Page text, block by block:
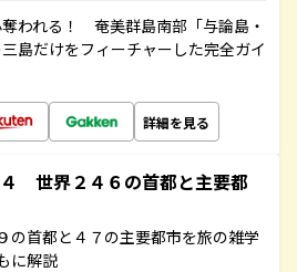
われる！ 奄美群島南部「与論島・
島だけをフィーチャーした完全ガイ
詳細を見る
世界２４６の首都と主要都
の首都と４７の主要都市を旅の雑学
に解説